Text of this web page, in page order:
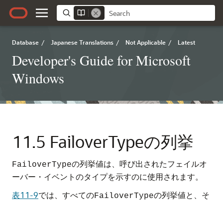
Database / Japanese Translations / Not Applicable / Latest
Developer's Guide for Microsoft
Windows
11.5 FailoverTypeの列挙
FailoverTypeの列挙値は、呼び出されたフェイルオ
ーバー・イベントのタイプを示すのに使用されます。
表11-9では、すべてのFailoverTypeの列挙値と、そ